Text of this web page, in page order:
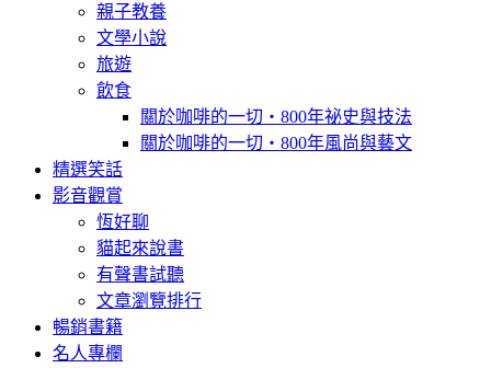
親子教養
文學小說
旅遊
飲食
關於咖啡的一切‧800年祕史與技法
關於咖啡的一切‧800年風尚與藝文
精選笑話
影音觀賞
恆好聊
貓起來說書
有聲書試聽
文章瀏覽排行
暢銷書籍
名人專欄